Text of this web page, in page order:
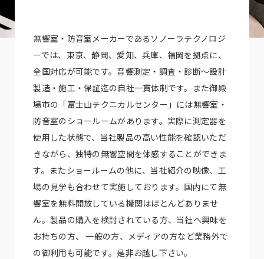
無響室・防音室メーカーであるソノーラテクノロジ
ーでは、東京、静岡、愛知、兵庫、福岡を拠点に、
全国対応が可能です。音響測定・調査・診断～設計
製造・施工・保証迄の自社一貫体制です。また御殿
場市の「富士山テクニカルセンター」には無響室・
防音室のショールームがあります。実際に測定器を
使用した状態で、当社製品の高い性能を確認いただ
きながら、独特の無響空間を体感することができま
す。またショールームの他に、当社紹介の映像、工
場の見学も合わせて実施しております。国内にて無
響室を無料開放している機関はほとんどありませ
ん。製品の購入を検討されている方、当社へ興味を
お持ちの方、 一般の方、メディアの方など業務外で
の御利用も可能です。是非お越し下さい。